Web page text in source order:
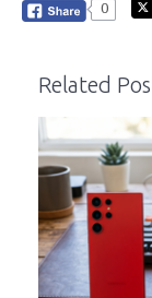
0
Related